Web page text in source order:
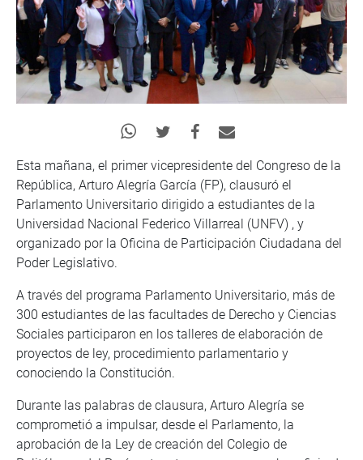
Esta mañana, el primer vicepresidente del Congreso de la
República, Arturo Alegría García (FP), clausuró el
Parlamento Universitario dirigido a estudiantes de la
Universidad Nacional Federico Villarreal (UNFV) , y
organizado por la Oficina de Participación Ciudadana del
Poder Legislativo.
A través del programa Parlamento Universitario, más de
300 estudiantes de las facultades de Derecho y Ciencias
Sociales participaron en los talleres de elaboración de
proyectos de ley, procedimiento parlamentario y
conociendo la Constitución.
Durante las palabras de clausura, Arturo Alegría se
comprometió a impulsar, desde el Parlamento, la
aprobación de la Ley de creación del Colegio de